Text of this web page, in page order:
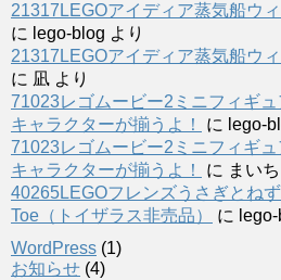
21317LEGOアイディア蒸気船ウ
に lego-blog より
21317LEGOアイディア蒸気船ウ
に 凪 より
71023レゴムービー2ミニフィギ
キャラクターが揃うよ！
に lego-
71023レゴムービー2ミニフィギ
キャラクターが揃うよ！
に まい
40265LEGOフレンズうさぎとね
Toe（トイザラス非売品）
に
WordPress (1)
お知らせ (4)